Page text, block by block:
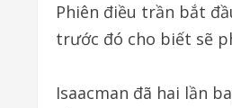
Phiên điều trần bắt
trước đó cho biết sẽ
Isaacman đã hai lần